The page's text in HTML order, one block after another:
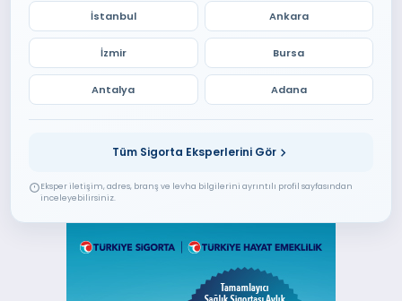
İstanbul Ankara
İzmir Bursa
Antalya Adana
Tüm Sigorta Eksperlerini Gör
Eksper iletişim, adres, branş ve levha bilgilerini ayrıntılı profil sayfasından
inceleyebilirsiniz.